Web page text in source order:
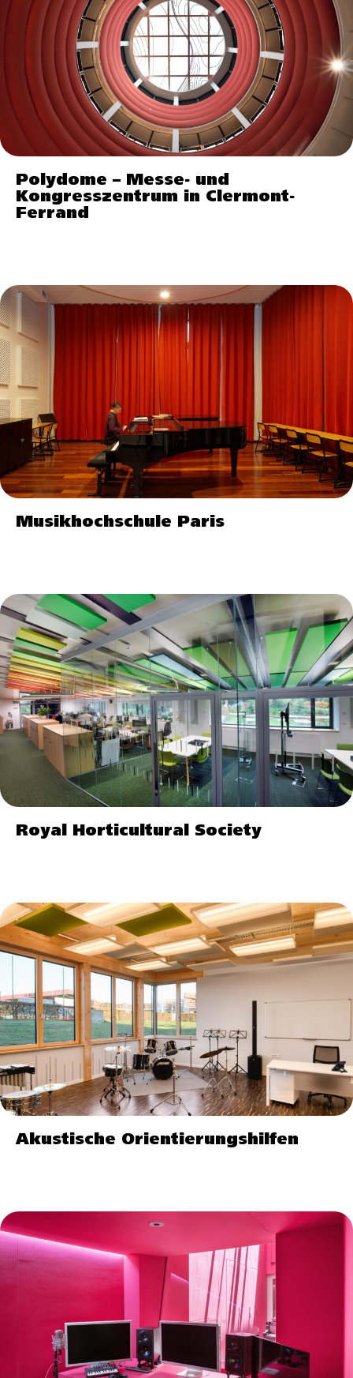
Polydome – Messe- und
Kongresszentrum in Clermont-
Ferrand
Musikhochschule Paris
Royal Horticultural Society
Akustische Orientierungshilfen